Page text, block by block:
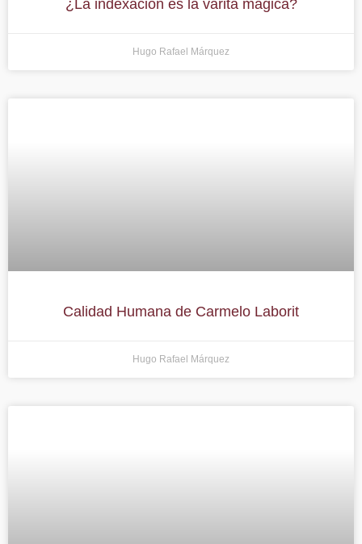
¿La indexación es la varita mágica?
Hugo Rafael Márquez
Calidad Humana de Carmelo Laborit
Hugo Rafael Márquez